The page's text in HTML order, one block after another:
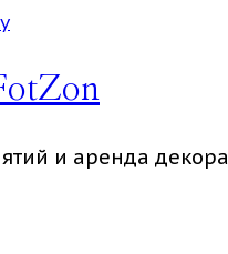
и аренда декора